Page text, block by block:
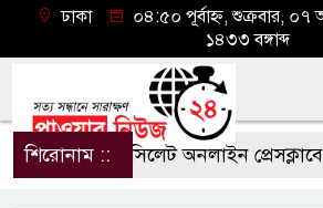
ঢাকা
০৪:৫০ পূর্বাহ্ন, শুক্রবার, ০৭
১৪৩৩ বঙ্গাব্দ
শিরোনাম ::সিলেট অনলাইন প্রেসক্লাবে